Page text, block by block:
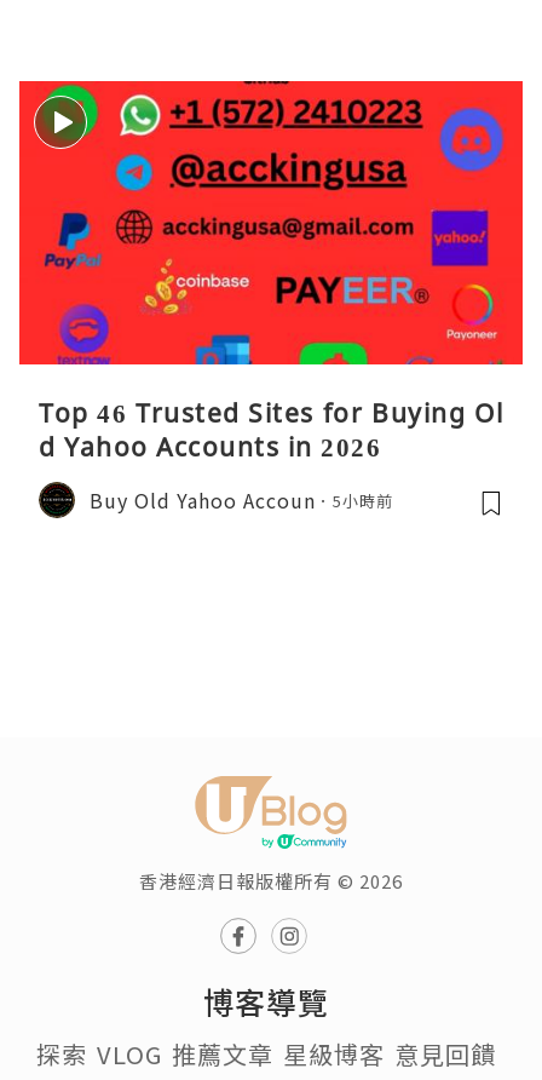
Top 46 Trusted Sites for Buying Ol
d Yahoo Accounts in 2026
Buy Old Yahoo Accoun 5小時前
香港經濟日報版權所有 © 2026
博客導覽
探索 VLOG 推薦文章 星級博客 意見回饋